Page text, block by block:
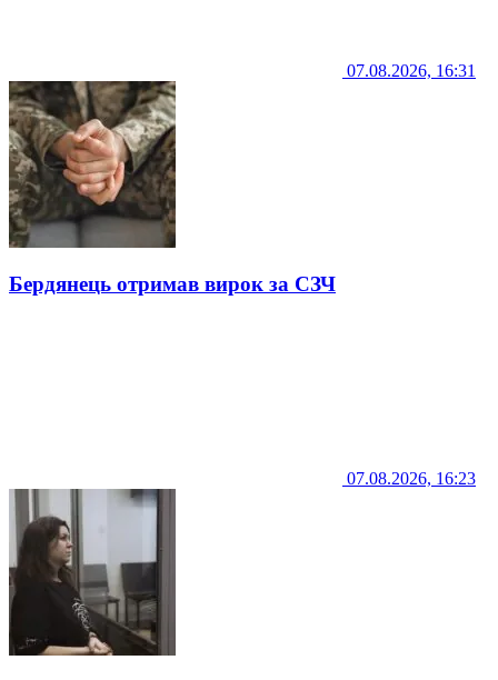
07.08.2026, 16:31
Бердянець отримав вирок за СЗЧ
07.08.2026, 16:23